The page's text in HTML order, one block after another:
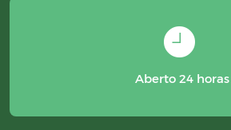
Aberto 24 horas